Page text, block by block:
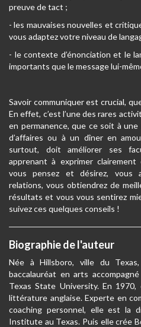
preuve de tact ;
- les mauvaises nouvelles et
vous adaptez votre niveau de
- le contexte d’énonciation et le
importants que le message lui-
Savoir communiquer est crucial,
En effet, c’est l’une des rares
en permanence, que ce soit à
d’affaires ou à un dîner en
surtout, doit améliorer ses
apprenant à exprimer
vous pensez et désirez, vous
relations, vous obtiendrez de
résultats et vous vous sentirez
suivez ces quelques conseils !
Biographie de l'auteur
Née à Hillsboro, ville du
baccalauréat en arts
Texas State University. En
littérature anglaise. Experte en
coaching personnel, elle est la
Institute au Texas. Puis elle crée